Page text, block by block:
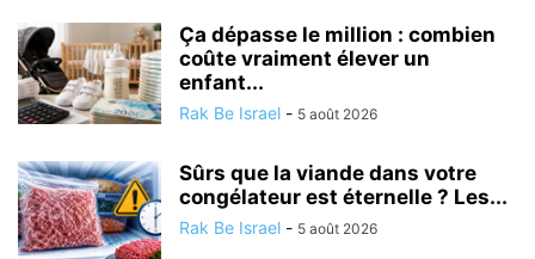
Ça dépasse le million : combien
coûte vraiment élever un
enfant...
Rak Be Israel - 5 août 2026
Sûrs que la viande dans votre
congélateur est éternelle ? Les...
Rak Be Israel - 5 août 2026